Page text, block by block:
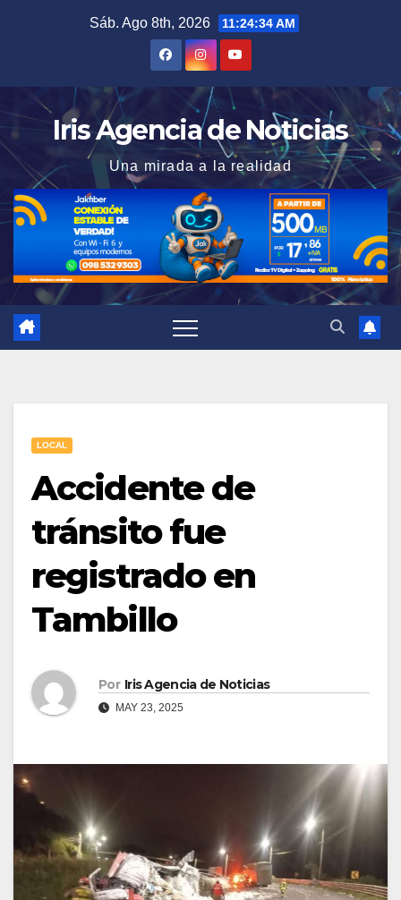
Sáb. Ago 8th, 2026 11:24:35 AM
Iris Agencia de Noticias
Una mirada a la realidad
LOCAL
Accidente de
tránsito fue
registrado en
Tambillo
Por Iris Agencia de Noticias
MAY 23, 2025